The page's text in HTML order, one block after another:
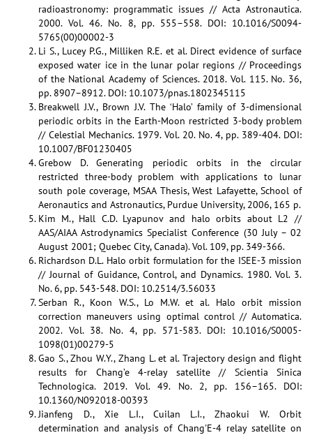
radioastronomy: programmatic issues // Acta Astronautica.
2000. Vol. 46. No. 8, pp. 555–558. DOI: 10.1016/S0094-
5765(00)00002-3
Li S., Lucey P.G., Milliken R.E. et al. Direct evidence of surface
exposed water ice in the lunar polar regions // Proceedings
of the National Academy of Sciences. 2018. Vol. 115. No. 36,
pp. 8907–8912. DOI: 10.1073/pnas.1802345115
Breakwell J.V., Brown J.V. The ‘Halo’ family of 3-dimensional
periodic orbits in the Earth-Moon restricted 3-body problem
// Celestial Mechanics. 1979. Vol. 20. No. 4, pp. 389-404. DOI:
10.1007/BF01230405
Grebow D. Generating periodic orbits in the circular
restricted three-body problem with applications to lunar
south pole coverage, MSAA Thesis, West Lafayette, School of
Aeronautics and Astronautics, Purdue University, 2006, 165 p.
Kim M., Hall C.D. Lyapunov and halo orbits about L2 //
AAS/AIAA Astrodynamics Specialist Conference (30 July – 02
August 2001; Quebec City, Canada). Vol. 109, pp. 349-366.
Richardson D.L. Halo orbit formulation for the ISEE-3 mission
// Journal of Guidance, Control, and Dynamics. 1980. Vol. 3.
No. 6, pp. 543-548. DOI: 10.2514/3.56033
Serban R., Koon W.S., Lo M.W. et al. Halo orbit mission
correction maneuvers using optimal control // Automatica.
2002. Vol. 38. No. 4, pp. 571-583. DOI: 10.1016/S0005-
1098(01)00279-5
Gao S., Zhou W.Y., Zhang L. et al. Trajectory design and flight
results for Chang’e 4-relay satellite // Scientia Sinica
Technologica. 2019. Vol. 49. No. 2, pp. 156–165. DOI:
10.1360/N092018-00393
Jianfeng D., Xie L.I., Cuilan L.I., Zhaokui W. Orbit
determination and analysis of Chang'E-4 relay satellite on